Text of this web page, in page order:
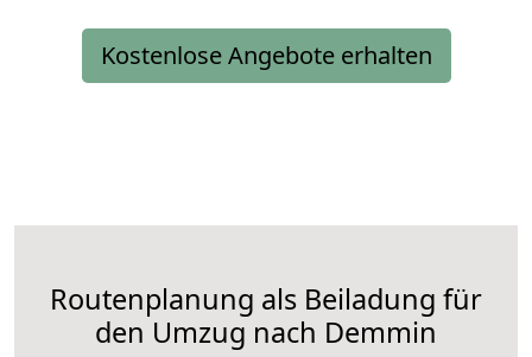
Kostenlose Angebote erhalten
Routenplanung als Beiladung für
den Umzug nach Demmin